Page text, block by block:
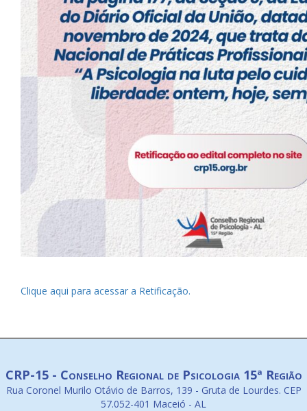
Clique aqui para acessar a Retificação.
CRP-15 - Conselho Regional de Psicologia 15ª Região
Rua Coronel Murilo Otávio de Barros, 139 - Gruta de Lourdes. CEP
57.052-401 Maceió - AL